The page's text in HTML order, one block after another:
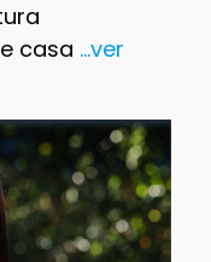
casa ...ver